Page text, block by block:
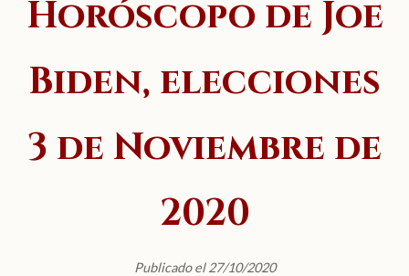
Horóscopo de Joe
Biden, elecciones
3 de Noviembre de
2020
Publicado el 27/10/2020